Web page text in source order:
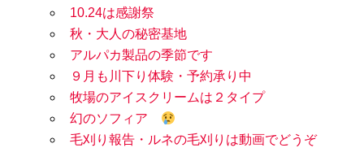
10.24は感謝祭
秋・大人の秘密基地
アルパカ製品の季節です
９月も川下り体験・予約承り中
牧場のアイスクリームは２タイプ
幻のソフィア
毛刈り報告・ルネの毛刈りは動画でどうぞ